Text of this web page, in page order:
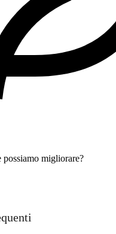
possiamo migliorare?